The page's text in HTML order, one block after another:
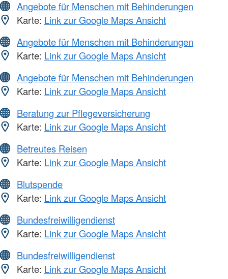
Angebote für Menschen mit Behinderungen
Karte: Link zur Google Maps Ansicht
Angebote für Menschen mit Behinderungen
Karte: Link zur Google Maps Ansicht
Angebote für Menschen mit Behinderungen
Karte: Link zur Google Maps Ansicht
Beratung zur Pflegeversicherung
Karte: Link zur Google Maps Ansicht
Betreutes Reisen
Karte: Link zur Google Maps Ansicht
Blutspende
Karte: Link zur Google Maps Ansicht
Bundesfreiwilligendienst
Karte: Link zur Google Maps Ansicht
Bundesfreiwilligendienst
Karte: Link zur Google Maps Ansicht